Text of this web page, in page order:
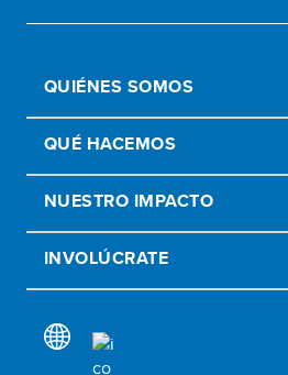
QUIÉNES SOMOS
QUÉ HACEMOS
NUESTRO IMPACTO
INVOLÚCRATE